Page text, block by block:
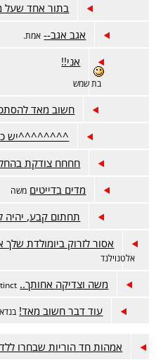
בתור אחד שעל
אגב אגב-- אמת.
אני!!
בת שמש
חשוב מאד
^^^^^^^^יש
חחחח צודקת
מדים בדייטים משה
תחתום קבע, יהיה
אסור לזרוק ביומולדת
אלטנוילנד
משה וצדיקה אחותך..
עוד דבר חשוב מאד!
אמהות חד הוריות שבחרו